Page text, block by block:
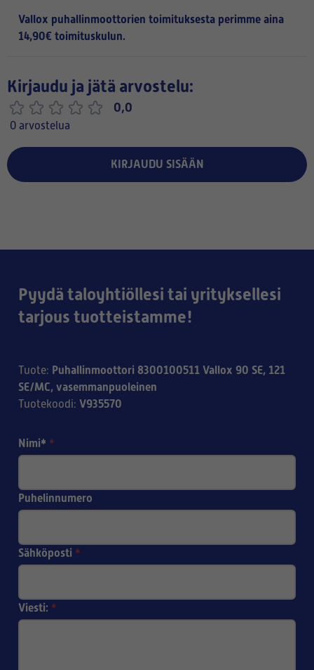
Vallox puhallinmoottorien toimituksesta perimme aina
14,90€ toimituskulun.
Kirjaudu ja jätä arvostelu:
0,0
0 arvostelua
KIRJAUDU SISÄÄN
Pyydä taloyhtiöllesi tai yrityksellesi
tarjous tuotteistamme!
Tuote: Puhallinmoottori 8300100511 Vallox 90 SE, 121
SE/MC, vasemmanpuoleinen
Tuotekoodi: V935570
Nimi* *
Puhelinnumero
Sähköposti *
Viesti: *